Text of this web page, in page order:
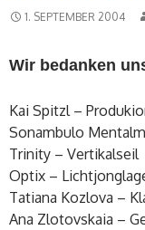
1. SEPTEMBER 2004
Wir bedanken
Kai Spitzl –
Sonambulo
Trinity – Vertikalseil
Optix –
Tatiana Kozlova –
Ana Zlotovskaia –